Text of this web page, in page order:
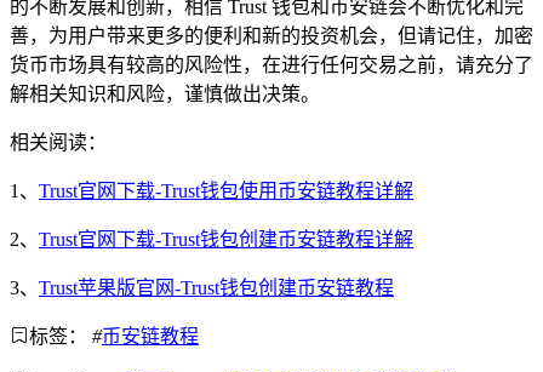
的不断发展和创新，相信 Trust 钱包和币安链会不断优化和完
善，为用户带来更多的便利和新的投资机会，但请记住，加密
货币市场具有较高的风险性，在进行任何交易之前，请充分了
解相关知识和风险，谨慎做出决策。
相关阅读：
1、 Trust官网下载-Trust钱包使用币安链教程详解
2、 Trust官网下载-Trust钱包创建币安链教程详解
3、 Trust苹果版官网-Trust钱包创建币安链教程
标签： #币安链教程